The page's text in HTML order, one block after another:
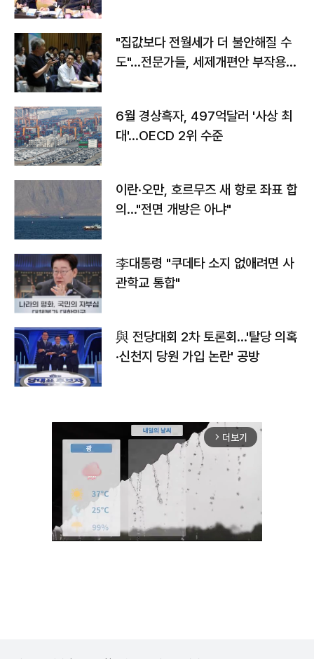
"집값보다 전월세가 더 불안해질 수
도"…전문가들, 세제개편안 부작용
6월 경상흑자, 497억달러 '사상 최
대'…OECD 2위 수준
이란·오만, 호르무즈 새 항로 좌표 합
의…"전면 개방은 아냐"
李대통령 "쿠데타 소지 없애려면 사
관학교 통합"
與 전당대회 2차 토론회…'탈당 의혹
·신천지 당원 가입 논란' 공방
arrow_forward_ios 더보기